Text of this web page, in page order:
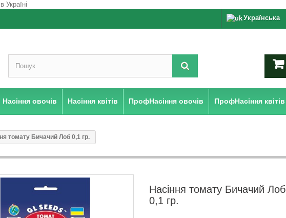
Українська
Насіння овочів Насіння квітів ПрофНасіння овочів ПрофНасіння квітів
томату Бичачий Лоб 0,1 гр.
Насіння томату Бичачий Лоб
0,1 гр.